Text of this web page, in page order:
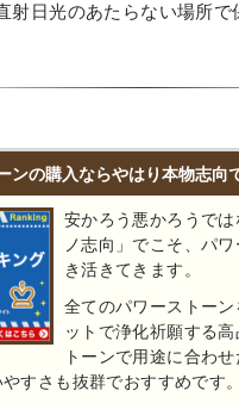
射日光のあたらない場所で
ンの購入ならやはり本物志向
安かろう悪かろうで
ノ志向」でこそ、パ
き活きてきます。
全てのパワーストー
ットで浄化祈願する
トーンで用途に合わ
すさも抜群でおすすめです。